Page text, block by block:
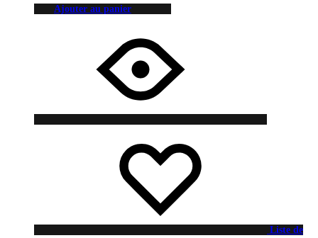
Ajouter au panier
Liste de